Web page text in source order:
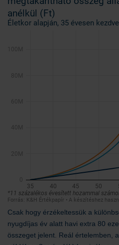
Csak hogy érzékeltessük a
nyugdíjas év alatt havi extra 80
összeget jelent. Reál értelemben,